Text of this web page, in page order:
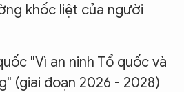
khốc liệt của người
"Vì an ninh Tổ quốc và
(giai đoạn 2026 - 2028)